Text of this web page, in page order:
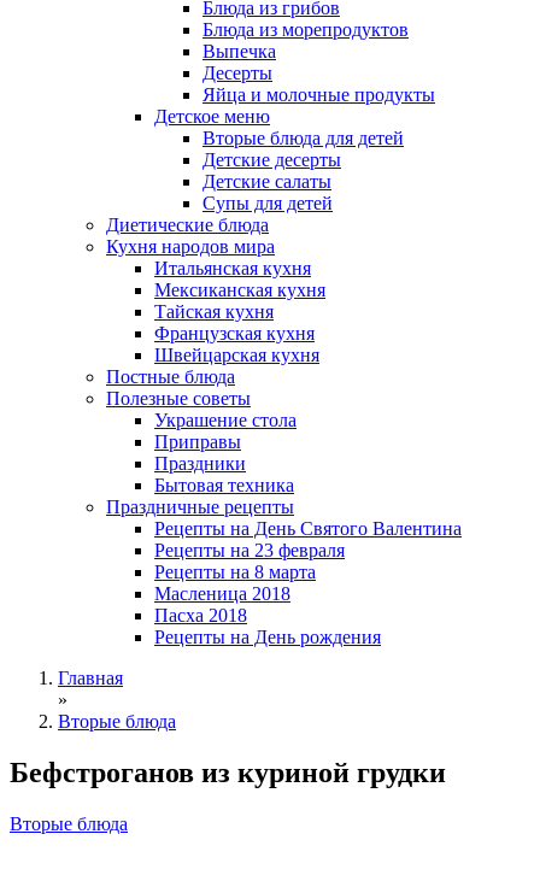
Блюда из грибов
Блюда из морепродуктов
Выпечка
Десерты
Яйца и молочные продукты
Детское меню
Вторые блюда для детей
Детские десерты
Детские салаты
Супы для детей
Диетические блюда
Кухня народов мира
Итальянская кухня
Мексиканская кухня
Тайская кухня
Французская кухня
Швейцарская кухня
Постные блюда
Полезные советы
Украшение стола
Приправы
Праздники
Бытовая техника
Праздничные рецепты
Рецепты на День Святого Валентина
Рецепты на 23 февраля
Рецепты на 8 марта
Масленица 2018
Пасха 2018
Рецепты на День рождения
Главная
»
Вторые блюда
Бефстроганов из куриной грудки
Вторые блюда